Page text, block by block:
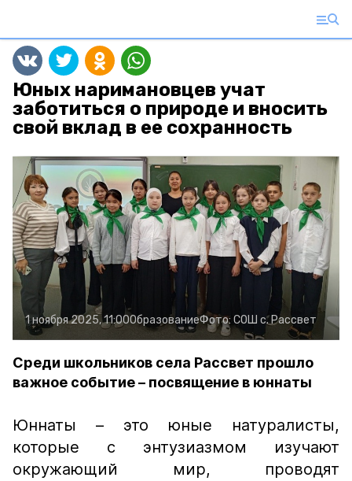
Юных наримановцев учат
заботиться о природе и вносить
свой вклад в ее сохранность
1 ноября 2025, 11:00ОбразованиеФото: СОШ с. Рассвет
Среди школьников села Рассвет прошло
важное событие – посвящение в юннаты
Юннаты – это юные натуралисты,
которые с энтузиазмом изучают
окружающий мир, проводят